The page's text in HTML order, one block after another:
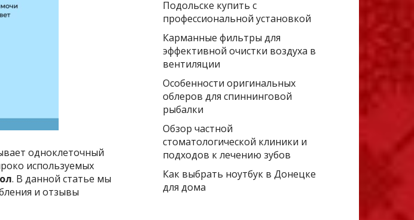
одноклеточный
используемых
. В данной статье мы
и отзывы
Подольске купить с
профессиональной установкой
Карманные фильтры для
эффективной очистки воздуха в
вентиляции
Особенности оригинальных
облеров для спиннинговой
рыбалки
Обзор частной
стоматологической клиники и
подходов к лечению зубов
Как выбрать ноутбук в Донецке
для дома